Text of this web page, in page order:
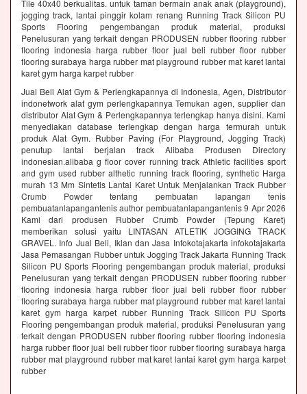
Tile 40x40 berkualitas. untuk taman bermain anak anak (playground),
jogging track, lantai pinggir kolam renang Running Track Silicon PU
Sports Flooring pengembangan produk material, produksi
Penelusuran yang terkait dengan PRODUSEN rubber flooring rubber
flooring indonesia harga rubber floor jual beli rubber floor rubber
flooring surabaya harga rubber mat playground rubber mat karet lantai
karet gym harga karpet rubber
Jual Beli Alat Gym & Perlengkapannya di Indonesia, Agen, Distributor
indonetwork alat gym perlengkapannya Temukan agen, supplier dan
distributor Alat Gym & Perlengkapannya terlengkap hanya disini. Kami
menyediakan database terlengkap dengan harga termurah untuk
produk Alat Gym. Rubber Paving (For Playground, Jogging Track)
penutup lantai berjalan track Alibaba Produsen Directory
indonesian.alibaba g floor cover running track Athletic facilities sport
and gym used rubber althetic running track flooring, synthetic Harga
murah 13 Mm Sintetis Lantai Karet Untuk Menjalankan Track Rubber
Crumb Powder tentang pembuatan lapangan tenis
pembuatanlapangantenis author pembuatanlapangantenis 9 Apr 2026
Kami dari produsen Rubber Crumb Powder (Tepung Karet)
memberikan solusi yaitu LINTASAN ATLETIK JOGGING TRACK
GRAVEL. Info Jual Beli, Iklan dan Jasa Infokotajakarta infokotajakarta
Jasa Pemasangan Rubber untuk Jogging Track Jakarta Running Track
Silicon PU Sports Flooring pengembangan produk material, produksi
Penelusuran yang terkait dengan PRODUSEN rubber flooring rubber
flooring indonesia harga rubber floor jual beli rubber floor rubber
flooring surabaya harga rubber mat playground rubber mat karet lantai
karet gym harga karpet rubber Running Track Silicon PU Sports
Flooring pengembangan produk material, produksi Penelusuran yang
terkait dengan PRODUSEN rubber flooring rubber flooring indonesia
harga rubber floor jual beli rubber floor rubber flooring surabaya harga
rubber mat playground rubber mat karet lantai karet gym harga karpet
rubber